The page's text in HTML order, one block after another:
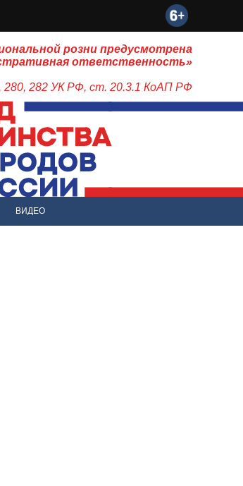
розни предусмотрена
ответственность»
280, 282 УК РФ, ст. 20.3.1 КоАП РФ
ВИДЕО